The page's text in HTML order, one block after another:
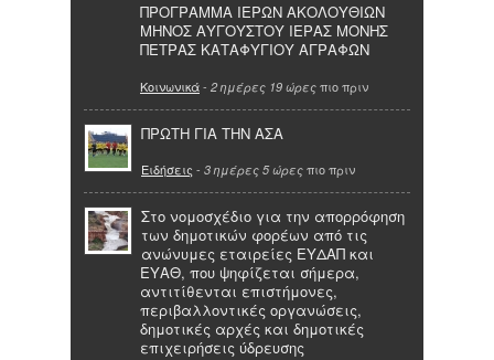
ΠΡΟΓΡΑΜΜΑ ΙΕΡΩΝ ΑΚΟΛΟΥΘΙΩΝ
ΜΗΝΟΣ ΑΥΓΟΥΣΤΟΥ ΙΕΡΑΣ ΜΟΝΗΣ
ΠΕΤΡΑΣ ΚΑΤΑΦΥΓΙΟΥ ΑΓΡΑΦΩΝ
Κοινωνικά- 2 ημέρες 19 ώρες πιο πριν
ΠΡΩΤΗ ΓΙΑ ΤΗΝ ΑΣΑ
Ειδήσεις - 3 ημέρες 5 ώρες πιο πριν
Στο νομοσχέδιο για την απορρόφηση
των δημοτικών φορέων από τις
ανώνυμες εταιρείες ΕΥΔΑΠ και
ΕΥΑΘ, που ψηφίζεται σήμερα,
αντιτίθενται επιστήμονες,
περιβαλλοντικές οργανώσεις,
δημοτικές αρχές και δημοτικές
επιχειρήσεις ύδρευσης